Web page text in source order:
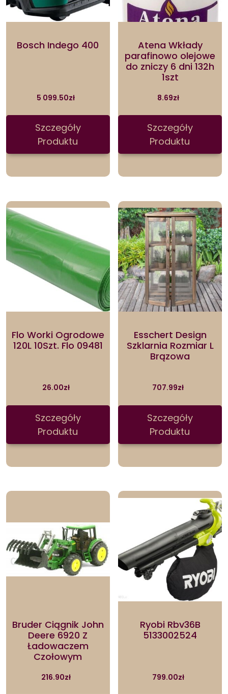
Bosch Indego 400
5 099.50zł
Szczegóły
Produktu
Atena Wkłady
parafinowo olejowe
do zniczy 6 dni 132h
1szt
8.69zł
Szczegóły
Produktu
Flo Worki Ogrodowe
120L 10Szt. Flo 09481
26.00zł
Szczegóły
Produktu
Esschert Design
Szklarnia Rozmiar L
Brązowa
707.99zł
Szczegóły
Produktu
Bruder Ciągnik John
Deere 6920 Z
Ładowaczem
Czołowym
216.90zł
Ryobi Rbv36B
5133002524
799.00zł